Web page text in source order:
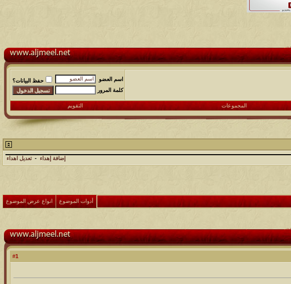
اسم العضو
حفظ البيانات؟
كلمة المرور
المجموعات التقويم
إضافة إهداء - تعديل اهداء
أدوات الموضوع انواع عرض الموضوع
1